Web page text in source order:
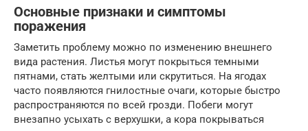
Основные признаки и симптомы
поражения
Заметить проблему можно по изменению внешнего
вида растения. Листья могут покрыться темными
пятнами, стать желтыми или скрутиться. На ягодах
часто появляются гнилостные очаги, которые быстро
распространяются по всей грозди. Побеги могут
внезапно усыхать с верхушки, а кора покрываться